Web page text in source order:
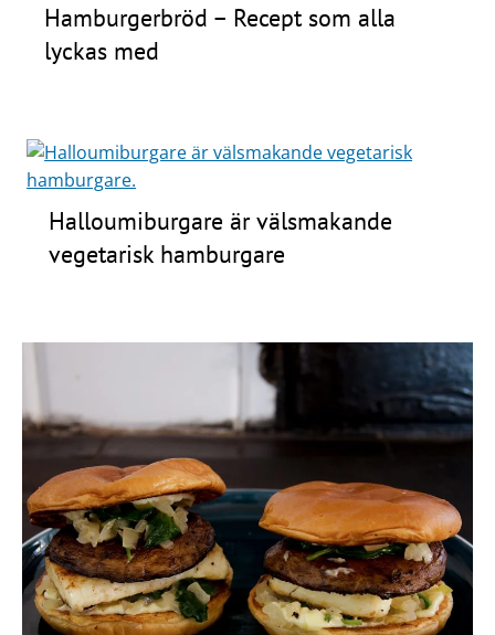
Hamburgerbröd – Recept som alla
lyckas med
Halloumiburgare är välsmakande
vegetarisk hamburgare